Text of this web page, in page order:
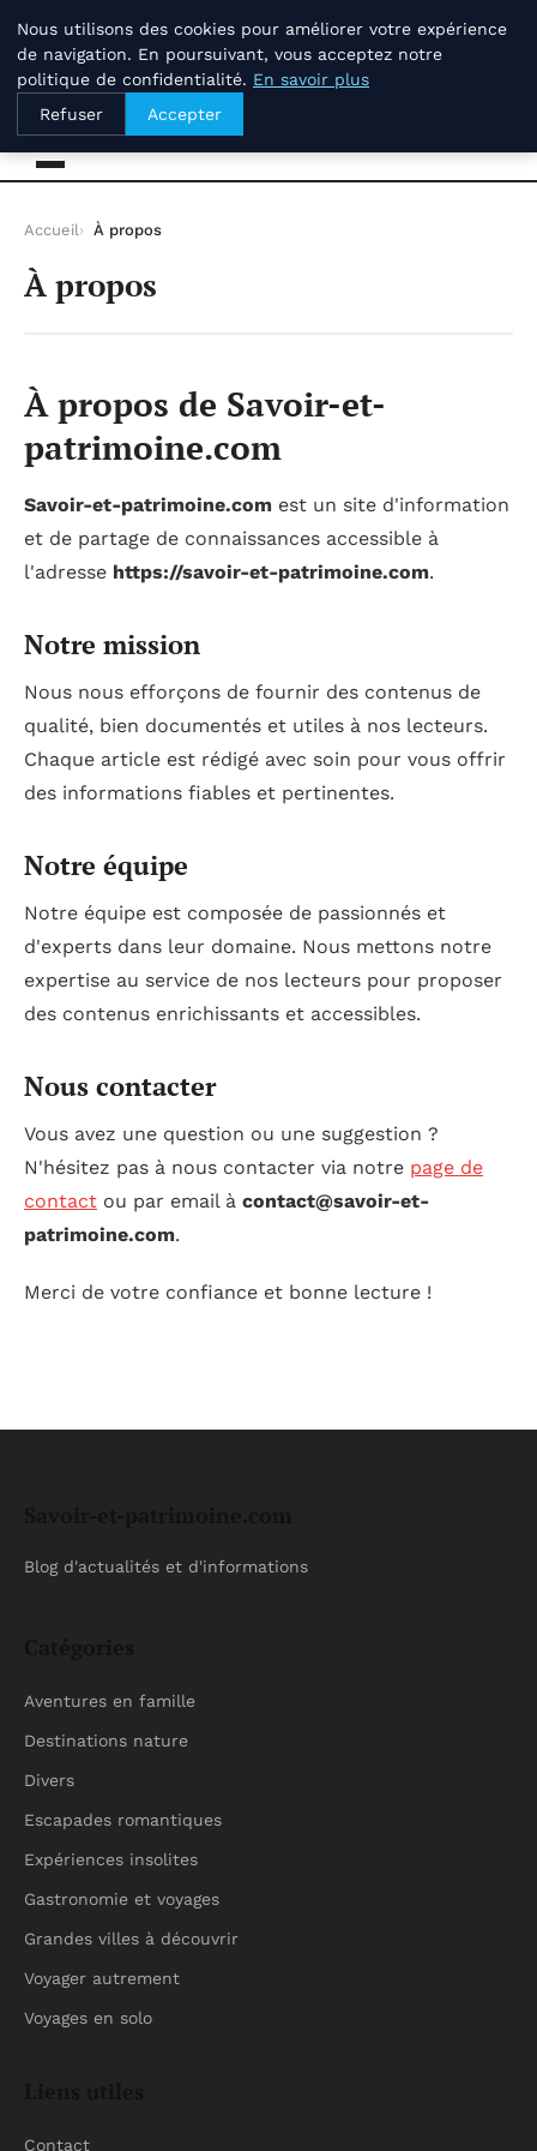
jeudi 6 août 2026
Savoir-et-patrimoine.com
Accueil À propos
À propos
À propos de Savoir-et-
patrimoine.com
Savoir-et-patrimoine.com est un site d'information
et de partage de connaissances accessible à
l'adresse https://savoir-et-patrimoine.com.
Notre mission
Nous nous efforçons de fournir des contenus de
qualité, bien documentés et utiles à nos lecteurs.
Chaque article est rédigé avec soin pour vous offrir
des informations fiables et pertinentes.
Notre équipe
Notre équipe est composée de passionnés et
d'experts dans leur domaine. Nous mettons notre
expertise au service de nos lecteurs pour proposer
des contenus enrichissants et accessibles.
Nous contacter
Vous avez une question ou une suggestion ?
N'hésitez pas à nous contacter via notre page de
contact ou par email à contact@savoir-et-
patrimoine.com.
Merci de votre confiance et bonne lecture !
Blog d'actualités et d'informations
Aventures en famille
Destinations nature
Divers
Escapades romantiques
Expériences insolites
Gastronomie et voyages
Grandes villes à découvrir
Voyager autrement
Voyages en solo
Contact
Nous utilisons des cookies pour améliorer votre expérience
de navigation. En poursuivant, vous acceptez notre
politique de confidentialité. En savoir plus
Refuser
Accepter